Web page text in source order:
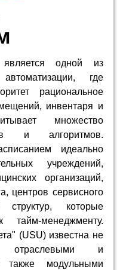
является одной из
где
рациональное
инвентаря и
множество
и алгоритмов.
идеально
учреждений,
организаций,
центров сервисного
которые
тайм-менеджменту.
(USU) известна не
отраслевыми и
также модульными